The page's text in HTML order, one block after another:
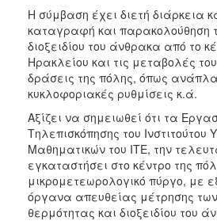
Η σύμβαση έχει διετή διάρκεια
καταγραφή και παρακολούθηση
διοξειδίου του άνθρακα από το
Ηρακλείου και τις μεταβολές
δράσεις της πόλης, όπως
κυκλοφοριακές ρυθμίσεις κ.ά.
Αξίζει να σημειωθεί ότι τα
Τηλεπισκόπησης του Ινστιτούτου
Μαθηματικών του ΙΤΕ, την
εγκαταστήσει στο κέντρο της
μικρομετεωρολογικό πύργο, με
όργανα απευθείας μέτρησης
θερμότητας και διοξειδίου του